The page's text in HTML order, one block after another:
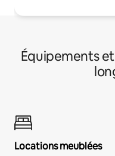
Équipements
Locations meublées